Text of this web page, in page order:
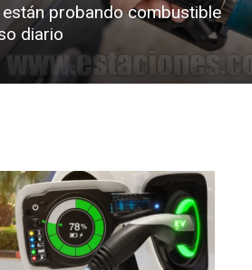
probando combustible
diario